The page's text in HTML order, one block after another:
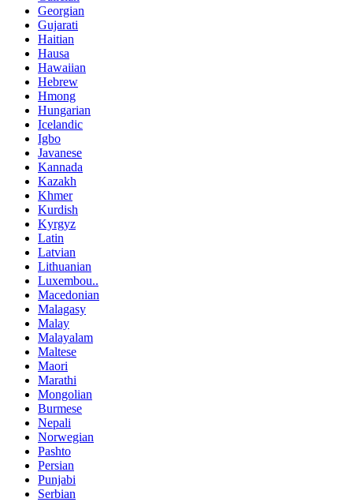
Georgian
Gujarati
Haitian
Hausa
Hawaiian
Hebrew
Hmong
Hungarian
Icelandic
Igbo
Javanese
Kannada
Kazakh
Khmer
Kurdish
Kyrgyz
Latin
Latvian
Lithuanian
Luxembou..
Macedonian
Malagasy
Malay
Malayalam
Maltese
Maori
Marathi
Mongolian
Burmese
Nepali
Norwegian
Pashto
Persian
Punjabi
Serbian